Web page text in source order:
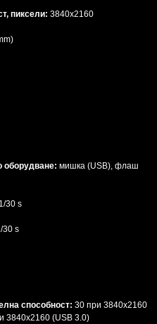
пиксели: 3840x2160
оборудване: мишка (USB), флаш
30 s
30 s
способност: 30 при 3840х2160
3840х2160 (USB 3.0)